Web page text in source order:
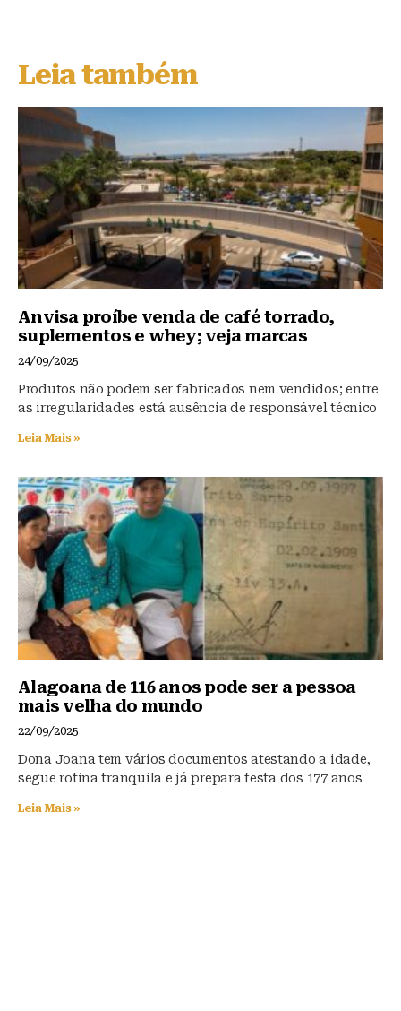
s
k
y
e
b
o
o
k
s
A
p
p
Leia também
Anvisa proíbe venda de café torrado,
suplementos e whey; veja marcas
24/09/2025
Produtos não podem ser fabricados nem vendidos; entre
as irregularidades está ausência de responsável técnico
Leia Mais »
Alagoana de 116 anos pode ser a pessoa
mais velha do mundo
22/09/2025
Dona Joana tem vários documentos atestando a idade,
segue rotina tranquila e já prepara festa dos 177 anos
Leia Mais »